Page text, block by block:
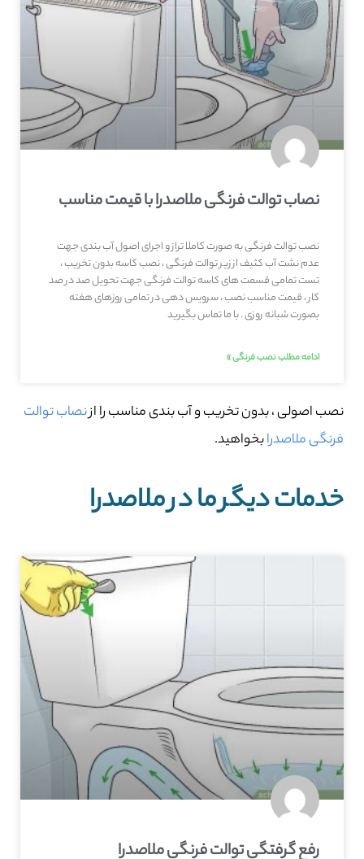
نصاب توالت فرنگی ملاصدرا با قیمت مناسب
نصب توالت فرنگی به صورت کاملا تراز و اجرای اصول آب بندی جهت
عدم نشت آب کثیف از زیر توالت فرنگی ، نصب کاسه بدون تخریب ،
تست تمامی قسمت های کاسه توالت فرنگی جهت تحویل صد در صد
کار ، قیمت مناسب نصب ، سرویس دهی در تمامی روزهای هفته
بصورت شبانه روزی . با ما تماس بگیرید
ادامه مطلب نصب فرنگی »
نصب اصولی ، بدون تخریب و آب بندی مناسب را ازنصاب توالت
فرنگی ملاصدرابخواهید.
خدمات دیگر ما در ملاصدرا
رفع گرفتگی توالت فرنگی ملاصدرا